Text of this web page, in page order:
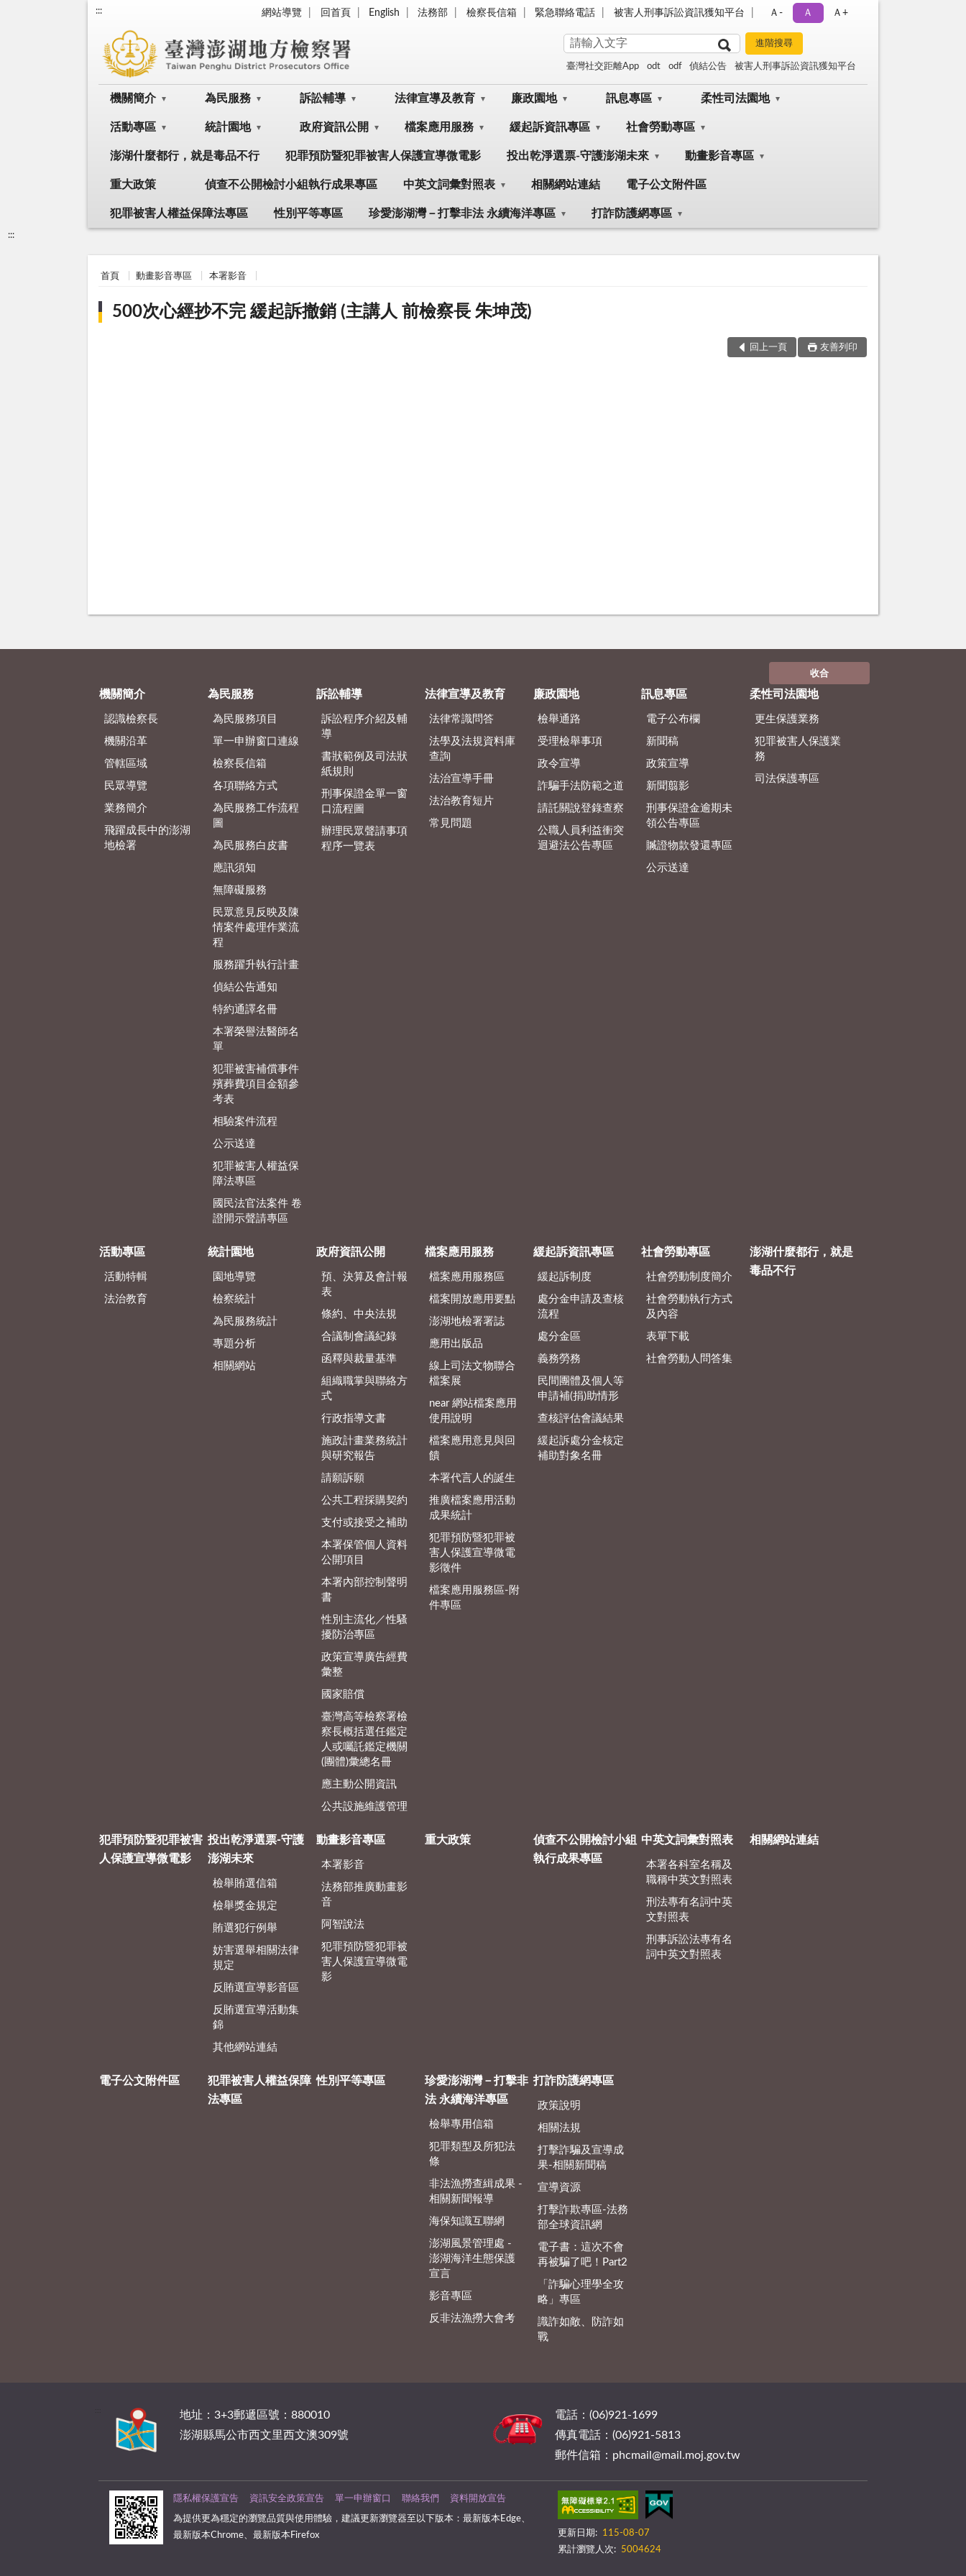
::: 網站導覽 回首頁 English 法務部 檢察長信箱 緊急聯絡電話 被害人刑事訴訟資訊獲知平台 Ａ- Ａ Ａ+
臺灣社交距離App odt odf 偵結公告 被害人刑事訴訟資訊獲知平台
機關簡介 為民服務 訴訟輔導 法律宣導及教育 廉政園地 訊息專區 柔性司法園地
活動專區 統計園地 政府資訊公開 檔案應用服務 緩起訴資訊專區 社會勞動專區
澎湖什麼都行，就是毒品不行 犯罪預防暨犯罪被害人保護宣導微電影 投出乾淨選票-守護澎湖未來 動畫影音專區
重大政策 偵查不公開檢討小組執行成果專區 中英文詞彙對照表 相關網站連結 電子公文附件區
犯罪被害人權益保障法專區 性別平等專區 珍愛澎湖灣－打擊非法 永續海洋專區 打詐防護網專區
:::
首頁 動畫影音專區 本署影音
500次心經抄不完 緩起訴撤銷 (主講人 前檢察長 朱坤茂)
回上一頁 友善列印
收合
機關簡介
認識檢察長
機關沿革
管轄區域
民眾導覽
業務簡介
飛躍成長中的澎湖
地檢署
為民服務
為民服務項目
單一申辦窗口連線
檢察長信箱
各項聯絡方式
為民服務工作流程
圖
為民服務白皮書
應訊須知
無障礙服務
民眾意見反映及陳
情案件處理作業流
程
服務躍升執行計畫
偵結公告通知
特約通譯名冊
本署榮譽法醫師名
單
犯罪被害補償事件
殯葬費項目金額參
考表
相驗案件流程
公示送達
犯罪被害人權益保
障法專區
國民法官法案件 卷
證開示聲請專區
訴訟輔導
訴訟程序介紹及輔
導
書狀範例及司法狀
紙規則
刑事保證金單一窗
口流程圖
辦理民眾聲請事項
程序一覽表
法律宣導及教育
法律常識問答
法學及法規資料庫
查詢
法治宣導手冊
法治教育短片
常見問題
廉政園地
檢舉通路
受理檢舉事項
政令宣導
詐騙手法防範之道
請託關說登錄查察
公職人員利益衝突
迴避法公告專區
訊息專區
電子公布欄
新聞稿
政策宣導
新聞翦影
刑事保證金逾期未
領公告專區
贓證物款發還專區
公示送達
柔性司法園地
更生保護業務
犯罪被害人保護業
務
司法保護專區
活動專區
活動特輯
法治教育
統計園地
園地導覽
檢察統計
為民服務統計
專題分析
相關網站
政府資訊公開
預、決算及會計報
表
條約、中央法規
合議制會議紀錄
函釋與裁量基準
組織職掌與聯絡方
式
行政指導文書
施政計畫業務統計
與研究報告
請願訴願
公共工程採購契約
支付或接受之補助
本署保管個人資料
公開項目
本署內部控制聲明
書
性別主流化／性騷
擾防治專區
政策宣導廣告經費
彙整
國家賠償
臺灣高等檢察署檢
察長概括選任鑑定
人或囑託鑑定機關
(團體)彙總名冊
應主動公開資訊
公共設施維護管理
檔案應用服務
檔案應用服務區
檔案開放應用要點
澎湖地檢署署誌
應用出版品
線上司法文物聯合
檔案展
near 網站檔案應用
使用說明
檔案應用意見與回
饋
本署代言人的誕生
推廣檔案應用活動
成果統計
犯罪預防暨犯罪被
害人保護宣導微電
影徵件
檔案應用服務區-附
件專區
緩起訴資訊專區
緩起訴制度
處分金申請及查核
流程
處分金區
義務勞務
民間團體及個人等
申請補(捐)助情形
查核評估會議結果
緩起訴處分金核定
補助對象名冊
社會勞動專區
社會勞動制度簡介
社會勞動執行方式
及內容
表單下載
社會勞動人問答集
澎湖什麼都行，就是
毒品不行
犯罪預防暨犯罪被害
人保護宣導微電影
投出乾淨選票-守護
澎湖未來
檢舉賄選信箱
檢舉獎金規定
賄選犯行例舉
妨害選舉相關法律
規定
反賄選宣導影音區
反賄選宣導活動集
錦
其他網站連結
動畫影音專區
本署影音
法務部推廣動畫影
音
阿智說法
犯罪預防暨犯罪被
害人保護宣導微電
影
重大政策
偵查不公開檢討小組
執行成果專區
中英文詞彙對照表
本署各科室名稱及
職稱中英文對照表
刑法專有名詞中英
文對照表
刑事訴訟法專有名
詞中英文對照表
相關網站連結
電子公文附件區
犯罪被害人權益保障
法專區
性別平等專區
珍愛澎湖灣－打擊非
法 永續海洋專區
檢舉專用信箱
犯罪類型及所犯法
條
非法漁撈查緝成果 -
相關新聞報導
海保知識互聯網
澎湖風景管理處 -
澎湖海洋生態保護
宣言
影音專區
反非法漁撈大會考
打詐防護網專區
政策說明
相關法規
打擊詐騙及宣導成
果-相關新聞稿
宣導資源
打擊詐欺專區-法務
部全球資訊網
電子書：這次不會
再被騙了吧！Part2
「詐騙心理學全攻
略」專區
識詐如敵、防詐如
戰
地址：3+3郵遞區號：880010
澎湖縣馬公市西文里西文澳309號
電話：(06)921-1699
傳真電話：(06)921-5813
郵件信箱：phcmail@mail.moj.gov.tw
隱私權保護宣告 資訊安全政策宣告 單一申辦窗口 聯絡我們 資料開放宣告
為提供更為穩定的瀏覽品質與使用體驗，建議更新瀏覽器至以下版本：最新版本Edge、
最新版本Chrome、最新版本Firefox
更新日期:
115-08-07
累計瀏覽人次:
5004624